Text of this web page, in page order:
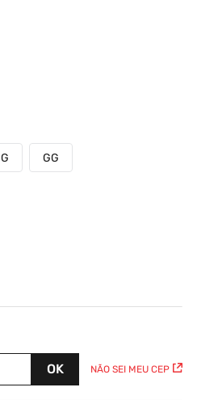
G GG
NÃO SEI MEU CEP